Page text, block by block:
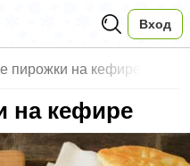
Вход
на кефире
на кефире